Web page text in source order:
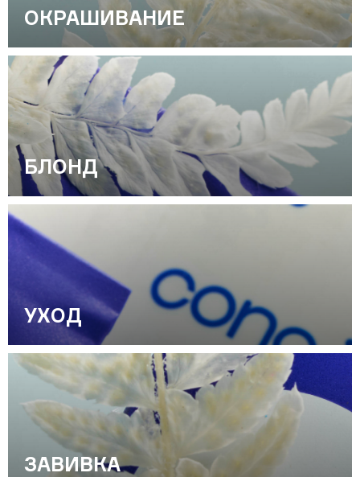
SALON TOTAL TRAVEL формат
Бессульфатный уход SOFT CARE
Для кудрявых волос PRO CURLS
INFINITY
О компании
Наша команда
Вакансии
Как начать сотрудничество
Дистрибьюторы
Скачать материалы
Look book
Учитесь у нас
Обучающее видео
Мероприятия
Контакты
ОКРАШИВАНИЕ
БЛОНД
УХОД
ЗАВИВКА